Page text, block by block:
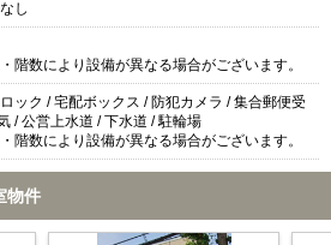
し
階数により設備が異なる場合がございます。
ック / 宅配ボックス / 防犯カメラ / 集合郵便受
/ 公営上水道 / 下水道 / 駐輪場
階数により設備が異なる場合がございます。
物件